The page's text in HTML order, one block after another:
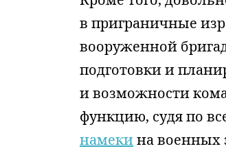
в приграничные
вооруженной
подготовки и
и возможности
функцию, судя по
намекина военных